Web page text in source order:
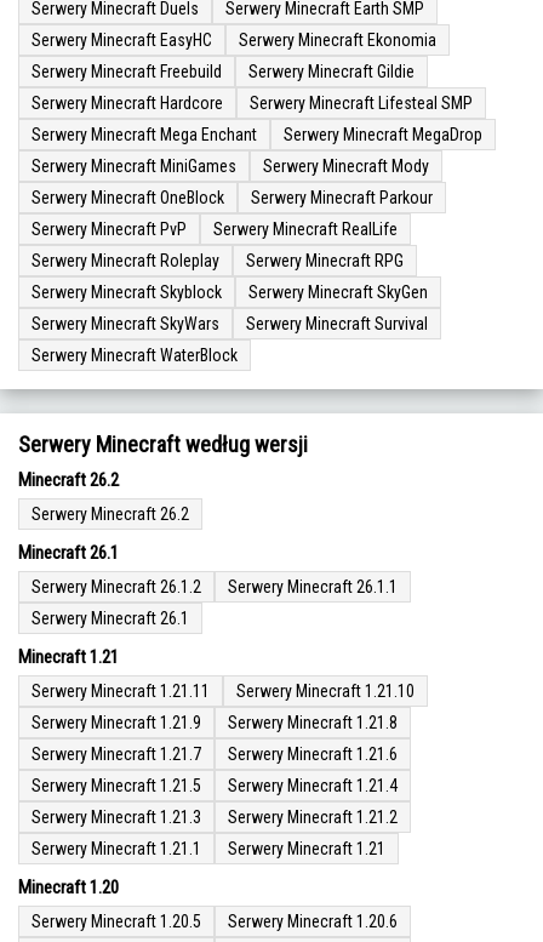
Serwery Minecraft Duels
Serwery Minecraft Earth SMP
Serwery Minecraft EasyHC
Serwery Minecraft Ekonomia
Serwery Minecraft Freebuild
Serwery Minecraft Gildie
Serwery Minecraft Hardcore
Serwery Minecraft Lifesteal SMP
Serwery Minecraft Mega Enchant
Serwery Minecraft MegaDrop
Serwery Minecraft MiniGames
Serwery Minecraft Mody
Serwery Minecraft OneBlock
Serwery Minecraft Parkour
Serwery Minecraft PvP
Serwery Minecraft RealLife
Serwery Minecraft Roleplay
Serwery Minecraft RPG
Serwery Minecraft Skyblock
Serwery Minecraft SkyGen
Serwery Minecraft SkyWars
Serwery Minecraft Survival
Serwery Minecraft WaterBlock
Serwery Minecraft według wersji
Minecraft 26.2
Serwery Minecraft 26.2
Minecraft 26.1
Serwery Minecraft 26.1.2
Serwery Minecraft 26.1.1
Serwery Minecraft 26.1
Minecraft 1.21
Serwery Minecraft 1.21.11
Serwery Minecraft 1.21.10
Serwery Minecraft 1.21.9
Serwery Minecraft 1.21.8
Serwery Minecraft 1.21.7
Serwery Minecraft 1.21.6
Serwery Minecraft 1.21.5
Serwery Minecraft 1.21.4
Serwery Minecraft 1.21.3
Serwery Minecraft 1.21.2
Serwery Minecraft 1.21.1
Serwery Minecraft 1.21
Minecraft 1.20
Serwery Minecraft 1.20.5
Serwery Minecraft 1.20.6